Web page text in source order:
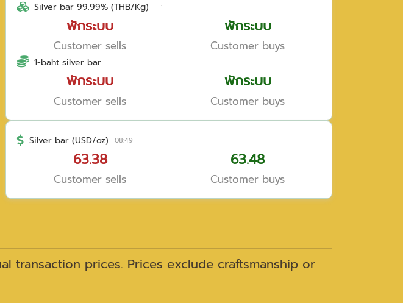
Silver bar 99.99% (THB/Kg) --:--
พักระบบ
Customer sells
พักระบบ
Customer buys
1-baht silver bar
พักระบบ
Customer sells
พักระบบ
Customer buys
Silver bar (USD/oz) 08:49
63.38
Customer sells
63.48
Customer buys
transaction prices. Prices exclude craftsmanship or